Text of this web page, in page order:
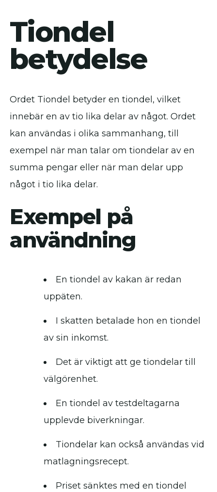
Tiondel
betydelse
Ordet Tiondel betyder en tiondel, vilket
innebär en av tio lika delar av något. Ordet
kan användas i olika sammanhang, till
exempel när man talar om tiondelar av en
summa pengar eller när man delar upp
något i tio lika delar.
Exempel på
användning
En tiondel av kakan är redan
uppäten.
I skatten betalade hon en tiondel
av sin inkomst.
Det är viktigt att ge tiondelar till
välgörenhet.
En tiondel av testdeltagarna
upplevde biverkningar.
Tiondelar kan också användas vid
matlagningsrecept.
Priset sänktes med en tiondel